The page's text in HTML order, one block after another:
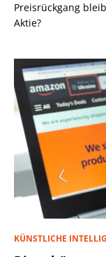
Preisrückgang
Aktie?
KÜNSTLICHE